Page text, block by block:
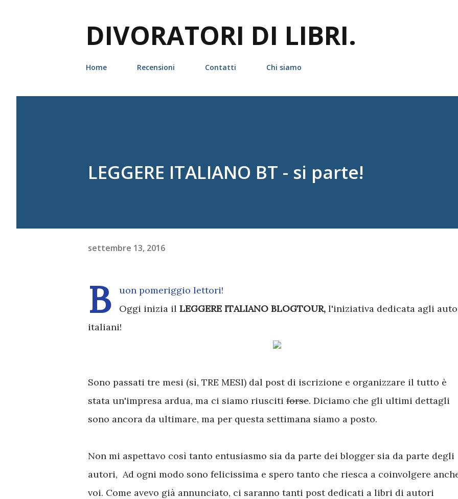
DIVORATORI DI LIBRI.
Home Recensioni Contatti Chi siamo
LEGGERE ITALIANO BT - si parte!
settembre 13, 2016
B
uon pomeriggio lettori!
Oggi inizia il LEGGERE ITALIANO BLOGTOUR, l'iniziativa dedicata agli
italiani!
Sono passati tre mesi (sì, TRE MESI) dal post di iscrizione e organizzare il tutto è
stata un'impresa ardua, ma ci siamo riusciti forse. Diciamo che gli ultimi dettagli
sono ancora da ultimare, ma per questa settimana siamo a posto.
Non mi aspettavo così tanto entusiasmo sia da parte dei blogger sia da parte degli
autori, Ad ogni modo sono felicissima e spero tanto che riesca a coinvolgere
voi. Come avevo già annunciato, ci saranno tanti post dedicati a libri di autori